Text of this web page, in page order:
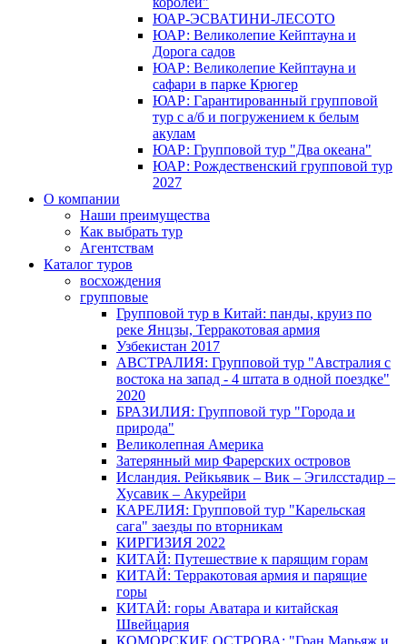
ЮАР-ЭСВАТИНИ-ЛЕСОТО
ЮАР: Великолепие Кейптауна и
Дорога садов
ЮАР: Великолепие Кейптауна и
сафари в парке Крюгер
ЮАР: Гарантированный групповой
тур с а/б и погружением к белым
акулам
ЮАР: Групповой тур "Два океана"
ЮАР: Рождественский групповой тур
2027
О компании
Наши преимущества
Как выбрать тур
Агентствам
Каталог туров
восхождения
групповые
Групповой тур в Китай: панды, круиз по
реке Янцзы, Терракотовая армия
Узбекистан 2017
АВСТРАЛИЯ: Групповой тур "Австралия с
востока на запад - 4 штата в одной поездке"
2020
БРАЗИЛИЯ: Групповой тур "Города и
природа"
Великолепная Америка
Затерянный мир Фарерских островов
Исландия. Рейкьявик – Вик – Эгилсстадир –
Хусавик – Акурейри
КАРЕЛИЯ: Групповой тур "Карельская
сага" заезды по вторникам
КИРГИЗИЯ 2022
КИТАЙ: Путешествие к парящим горам
КИТАЙ: Терракотовая армия и парящие
горы
КИТАЙ: горы Аватара и китайская
Швейцария
КОМОРСКИЕ ОСТРОВА: "Гран Марьяж и